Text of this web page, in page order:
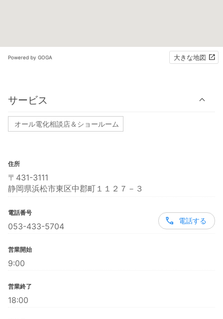
Powered by GOGA 大きな地図
サービス
オール電化相談店＆ショールーム
住所
〒431-3111
静岡県浜松市東区中郡町１１２７－３
電話番号
053-433-5704
電話する
営業開始
9:00
営業終了
18:00